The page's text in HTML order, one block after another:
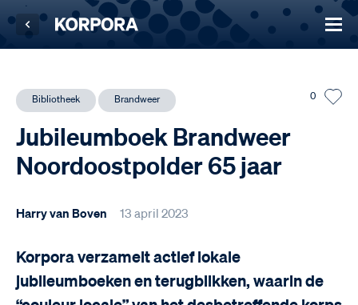
Bibliotheek Brandweer 0
Jubileumboek Brandweer
Noordoostpolder 65 jaar
Harry van Boven 13 april 2023
Korpora verzamelt actief lokale
jubileumboeken en terugblikken, waarin de